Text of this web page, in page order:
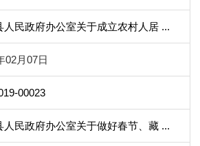
人民政府办公室关于成立农村人居 ...
02月07日
00023
人民政府办公室关于做好春节、藏 ...